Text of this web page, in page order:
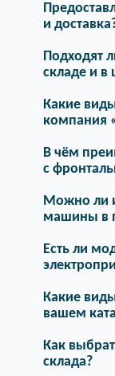
и
Подходят
складе и в
Какие
компания
В чём
с
Можно ли
машины в
Есть ли
Какие
вашем
Как
склада?